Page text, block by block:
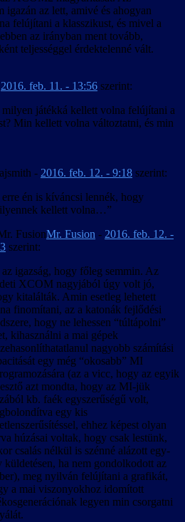
az lett, amivé és ahogyan
felújítani a klasszikust, és mivel a
az irányban ment tovább,
teljességgel érdektelenné vált.
2016. feb. 11. - 13:56 szerint:
milyen játékká kellett volna felújítani a
Min kellett volna változtatni, és min
- 2016. feb. 12. - 9:18 szerint:
erre én is kíváncsi lennék, hogy
kellett volna…”
Mr. Fusion - 2016. feb. 12. -
szerint:
igazság, hogy főleg semmin. Az
XCOM nagyjából úgy volt jó,
kitalálták. Amin esetleg lehetett
finomítani, az a katonák fejlődési
hogy ne lehessen “túltápolni”
kihasználni a mai gépek
nagyobb számítási
egy még “okosabb” MI
(az a vicc, hogy az egyik
azt mondta, hogy az MI-jük
kb. faék egyszerűségű volt,
egy kis
ehhez képest olyan
húzásai voltak, hogy csak lestünk,
csalás nélkül is szénné alázott egy-
küldetésen, ha nem gondolkodott az
meg nyilván felújítani a grafikát,
a mai viszonyokhoz idomított
legyen min csorgatni